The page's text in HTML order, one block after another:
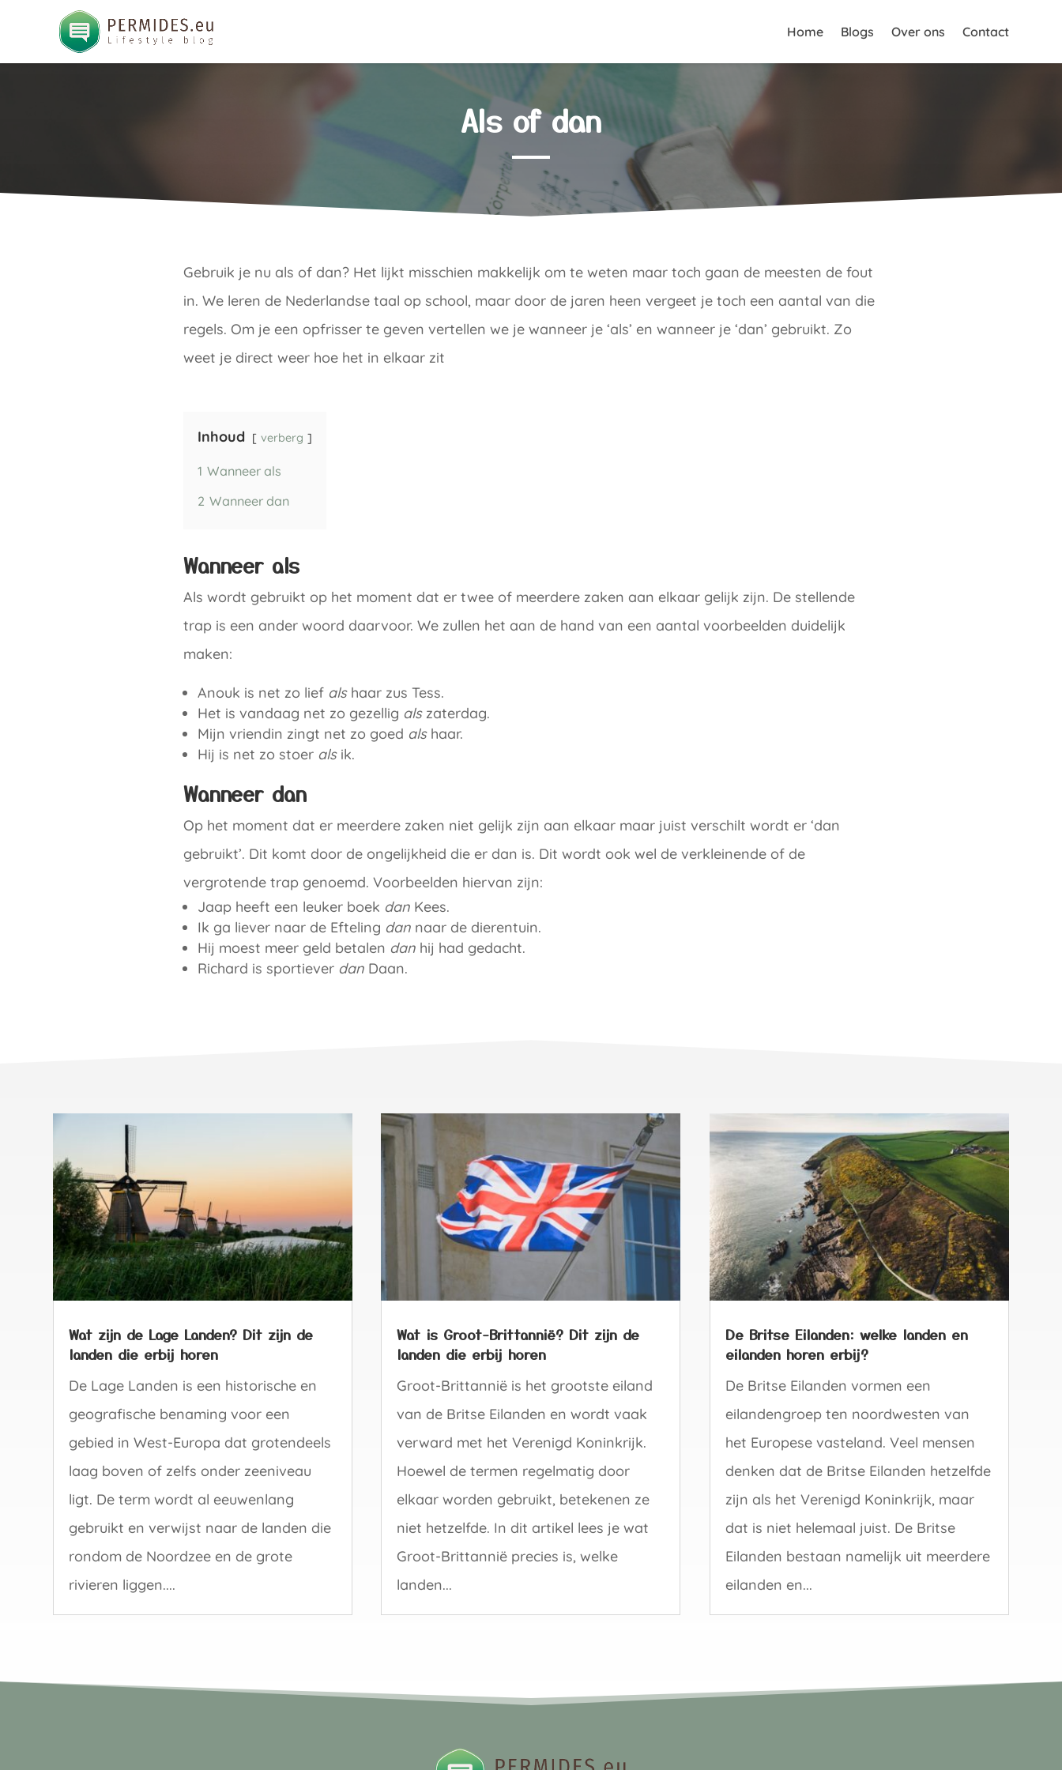
Home Blogs Over ons Contact
Als of dan
Gebruik je nu als of dan? Het lijkt misschien makkelijk om te weten maar toch gaan de meesten de fout
in. We leren de Nederlandse taal op school, maar door de jaren heen vergeet je toch een aantal van die
regels. Om je een opfrisser te geven vertellen we je wanneer je ‘als’ en wanneer je ‘dan’ gebruikt. Zo
weet je direct weer hoe het in elkaar zit
Inhoud verberg
1 Wanneer als
2 Wanneer dan
Wanneer als
Als wordt gebruikt op het moment dat er twee of meerdere zaken aan elkaar gelijk zijn. De stellende
trap is een ander woord daarvoor. We zullen het aan de hand van een aantal voorbeelden duidelijk
maken:
Anouk is net zo lief alshaar zus Tess.
Het is vandaag net zo gezellig alszaterdag.
Mijn vriendin zingt net zo goed alshaar.
Hij is net zo stoer alsik.
Wanneer dan
Op het moment dat er meerdere zaken niet gelijk zijn aan elkaar maar juist verschilt wordt er ‘dan
gebruikt’. Dit komt door de ongelijkheid die er dan is. Dit wordt ook wel de verkleinende of de
vergrotende trap genoemd. Voorbeelden hiervan zijn:
Jaap heeft een leuker boek dan Kees.
Ik ga liever naar de Efteling dan naar de dierentuin.
Hij moest meer geld betalen dan hij had gedacht.
Richard is sportiever dan Daan.
Wat zijn de Lage Landen? Dit zijn de
landen die erbij horen
De Lage Landen is een historische en
geografische benaming voor een
gebied in West-Europa dat grotendeels
laag boven of zelfs onder zeeniveau
ligt. De term wordt al eeuwenlang
gebruikt en verwijst naar de landen die
rondom de Noordzee en de grote
rivieren liggen....
Wat is Groot-Brittannië? Dit zijn de
landen die erbij horen
Groot-Brittannië is het grootste eiland
van de Britse Eilanden en wordt vaak
verward met het Verenigd Koninkrijk.
Hoewel de termen regelmatig door
elkaar worden gebruikt, betekenen ze
niet hetzelfde. In dit artikel lees je wat
Groot-Brittannië precies is, welke
landen...
De Britse Eilanden: welke landen en
eilanden horen erbij?
De Britse Eilanden vormen een
eilandengroep ten noordwesten van
het Europese vasteland. Veel mensen
denken dat de Britse Eilanden hetzelfde
zijn als het Verenigd Koninkrijk, maar
dat is niet helemaal juist. De Britse
Eilanden bestaan namelijk uit meerdere
eilanden en...